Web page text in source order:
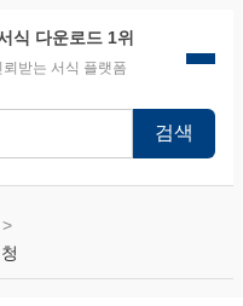
식 다운로드 1위
받는 서식 플랫폼
검색